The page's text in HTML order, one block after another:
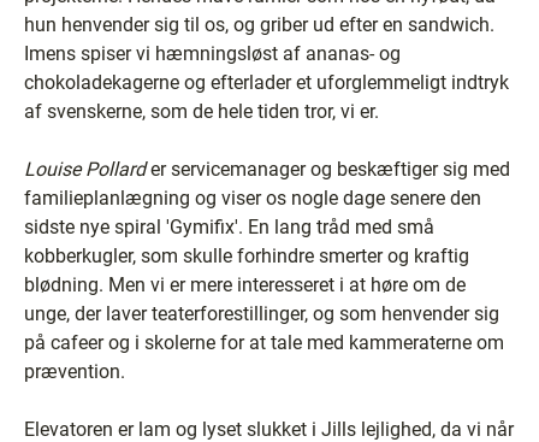
hun henvender sig til os, og griber ud efter en sandwich.
Imens spiser vi hæmningsløst af ananas- og
chokoladekagerne og efterlader et uforglemmeligt indtryk
af svenskerne, som de hele tiden tror, vi er.
Louise Pollarder servicemanager og beskæftiger sig med
familieplanlægning og viser os nogle dage senere den
sidste nye spiral 'Gymifix'. En lang tråd med små
kobberkugler, som skulle forhindre smerter og kraftig
blødning. Men vi er mere interesseret i at høre om de
unge, der laver teaterforestillinger, og som henvender sig
på cafeer og i skolerne for at tale med kammeraterne om
prævention.
Elevatoren er lam og lyset slukket i Jills lejlighed, da vi når